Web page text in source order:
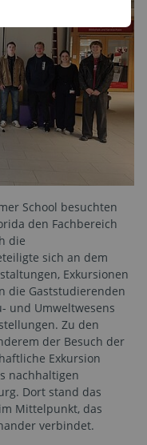
School besuchten
den Fachbereich
die
sich an dem
Exkursionen
die Gaststudierenden
und Umweltwesens
Zu den
der Besuch der
Exkursion
nachhaltigen
Dort stand das
im Mittelpunkt, das
verbindet.